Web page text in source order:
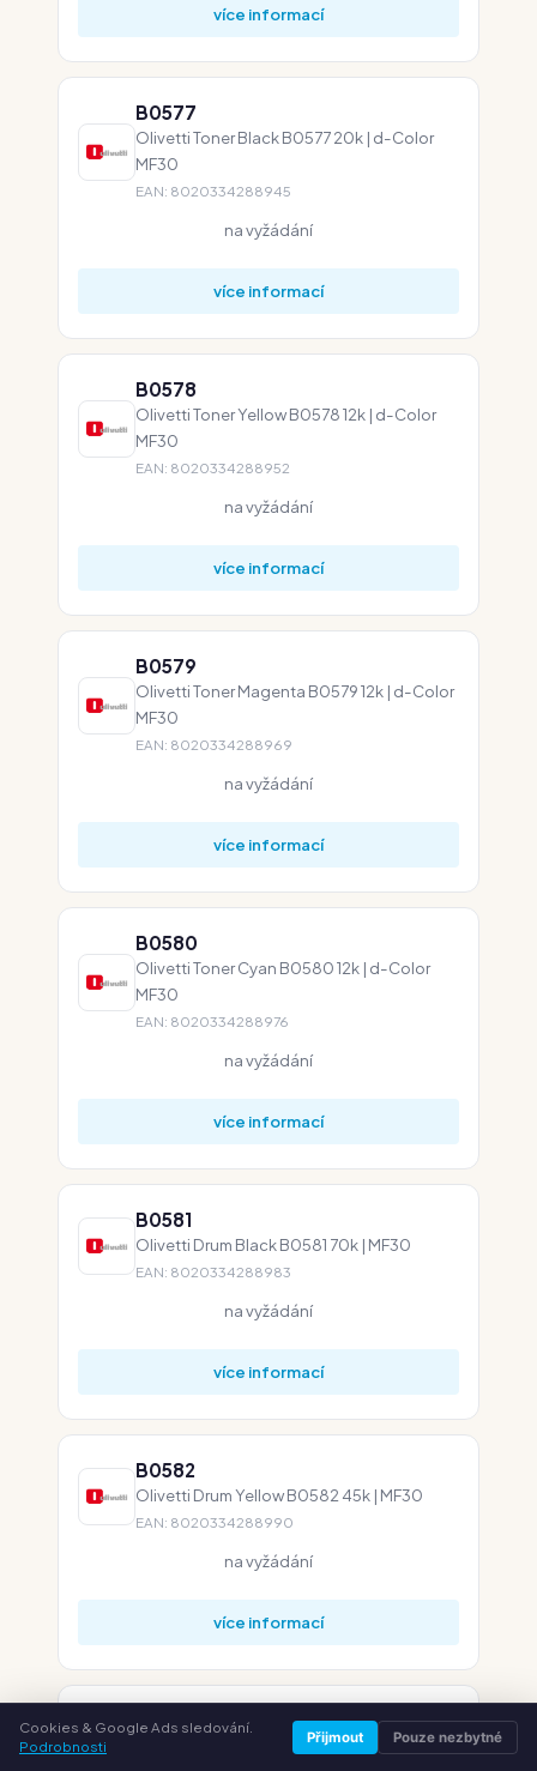
více informací
B0577
Olivetti Toner Black B0577 20k | d-Color
MF30
EAN: 8020334288945
na vyžádání
více informací
B0578
Olivetti Toner Yellow B0578 12k | d-Color
MF30
EAN: 8020334288952
na vyžádání
více informací
B0579
Olivetti Toner Magenta B0579 12k | d-Color
MF30
EAN: 8020334288969
na vyžádání
více informací
B0580
Olivetti Toner Cyan B0580 12k | d-Color
MF30
EAN: 8020334288976
na vyžádání
více informací
B0581
Olivetti Drum Black B0581 70k | MF30
EAN: 8020334288983
na vyžádání
více informací
B0582
Olivetti Drum Yellow B0582 45k | MF30
EAN: 8020334288990
na vyžádání
více informací
B0583
Olivetti Drum Magenta B0583 45k | MF30
Cookies & Google Ads sledování.
Podrobnosti
Přijmout Pouze nezbytné